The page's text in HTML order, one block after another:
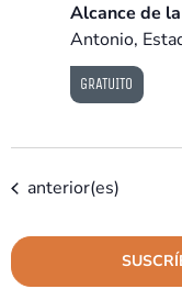
Alcance de
Antonio,
GRATUITO
Eventos
anterior(es)